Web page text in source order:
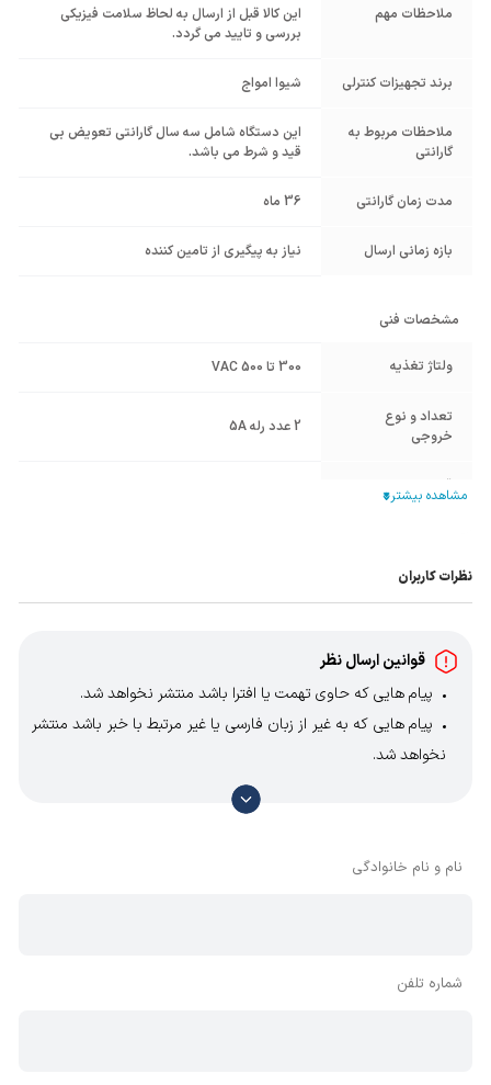
ملاحظات مهم
این کالا قبل از ارسال به لحاظ سلامت فیزیکی
بررسی و تایید می گردد.
برند تجهیزات کنترلی شیوا امواج
ملاحظات مربوط به
گارانتی
این دستگاه شامل سه سال گارانتی تعویض بی
قید و شرط می باشد.
مدت زمان گارانتی 36 ماه
بازه زمانی ارسال نیاز به پیگیری از تامین کننده
مشخصات فنی
ولتاژ تغذیه 300 تا 500 VAC
تعداد و نوع
خروجی
2 عدد رله 5A
قابلیت کنترل نول
قابلیت تنظیم عدم
قابلیت تنظیم زمان
وصل
قطع
تاخیر در زمان وصل
نظرات کاربران
قوانین ارسال نظر
پیام هایی که حاوی تهمت یا افترا باشد منتشر نخواهد شد.
پیام هایی که به غیر از زبان فارسی یا غیر مرتبط با خبر باشد منتشر
نخواهد شد.
با توجه به آن که امکان موافقت یا مخالفت با محتوای نظرات
وجود دارد، معمولا نظراتی که محتوای مشابه دارند، انتشار نمی‌یابند
نام و نام خانوادگی
شماره تلفن